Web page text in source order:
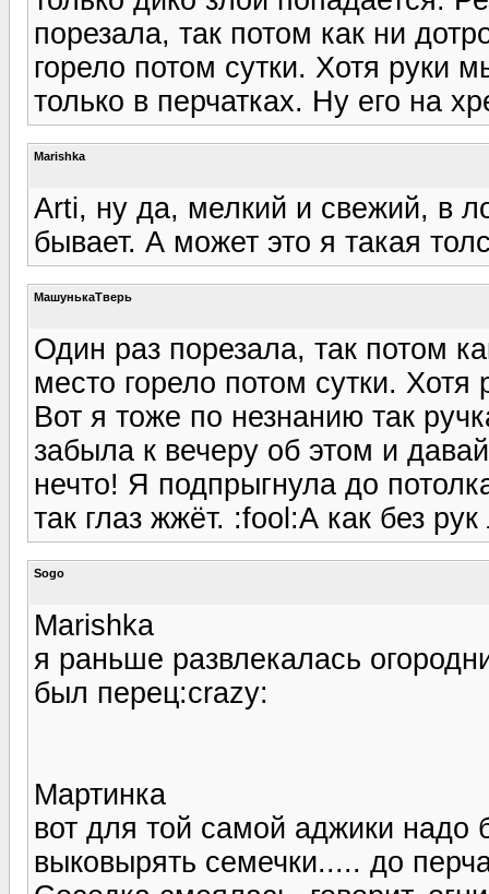
порезала, так потом как ни
горело потом сутки. Хотя руки
только в перчатках. Ну его на
Marishka
Arti, ну да, мелкий и свежий, в
бывает. А может это я такая
МашунькаТверь
Один раз порезала, так потом
место горело потом сутки.
Вот я тоже по незнанию так
забыла к вечеру об этом и
нечто! Я подпрыгнула до
так глаз жжёт. :fool:А как без
Sogo
Marishka
я раньше развлекалась
был перец:crazy:
Мартинка
вот для той самой аджики надо
выковырять семечки..... до